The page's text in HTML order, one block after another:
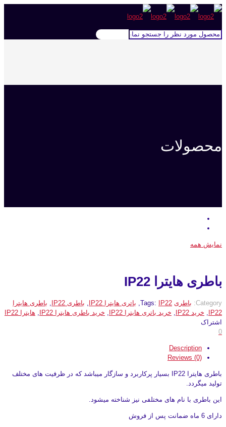
محصولات
نمایش همه
باطری هایترا IP22
Category: باطری Tags: IP22 باتری هایترا IP22 باطری IP22
باطری هایترا
IP22
خرید IP22 خرید باتری هایترا IP22 خرید باطری هایترا IP22
هایترا IP22
اشتراک
0
Description
Reviews (0)
باطری هایترا IP22 بسیار پرکاربرد و سازگار میباشد که در ظرفیت های مختلف
تولید میگردد.
این باطری با نام های مختلفی نیز شناخته میشود.
دارای 6 ماه ضمانت پس از فروش